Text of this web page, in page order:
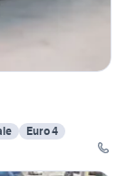
Euro 4